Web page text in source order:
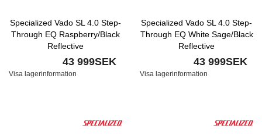
Specialized Vado SL 4.0 Step-
Through EQ Raspberry/Black
Reflective
43 999SEK
Visa lagerinformation
Specialized Vado SL 4.0 Step-
Through EQ White Sage/Black
Reflective
43 999SEK
Visa lagerinformation